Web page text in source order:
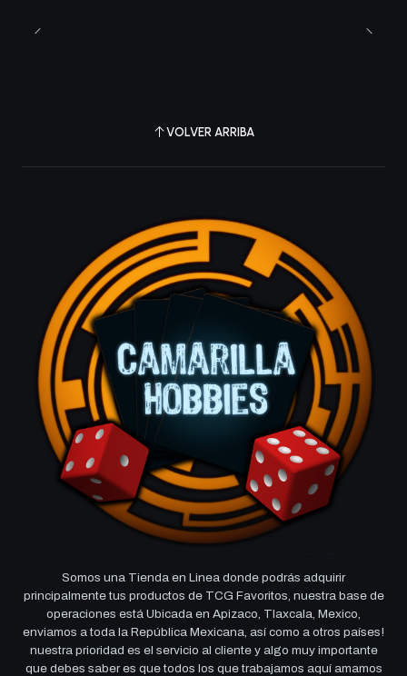
VOLVER ARRIBA
Somos una Tienda en Linea donde podrás adquirir
principalmente tus productos de TCG Favoritos, nuestra base de
operaciones está Ubicada en Apizaco, Tlaxcala, Mexico,
enviamos a toda la República Mexicana, así como a otros países!
nuestra prioridad es el servicio al cliente y algo muy importante
que debes saber es que todos los que trabajamos aquí amamos